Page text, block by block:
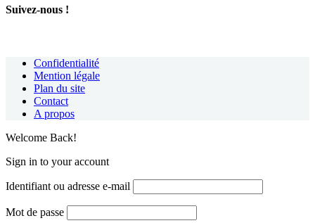
Suivez-nous !
Confidentialité
Mention légale
Plan du site
Contact
A propos
Welcome Back!
Sign in to your account
Identifiant ou adresse e-mail
Mot de passe